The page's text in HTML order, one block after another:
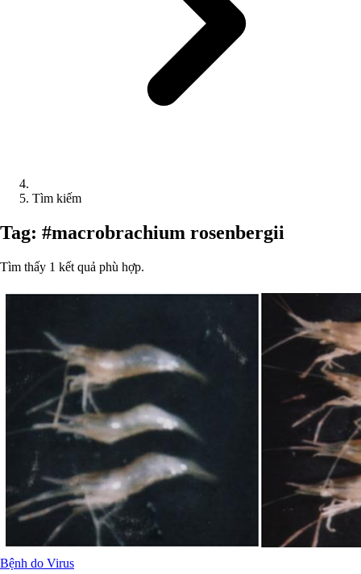
Tìm kiếm
Tag: #macrobrachium rosenbergii
Tìm thấy 1 kết quả phù hợp.
Bệnh do Virus